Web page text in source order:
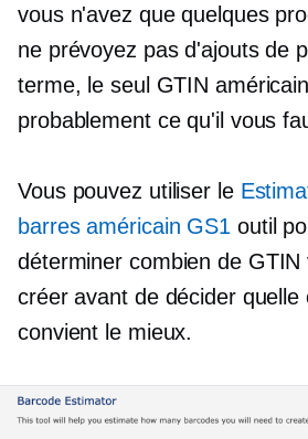
vous n'avez que quelques
ne prévoyez pas d'ajouts de
terme, le seul GTIN
probablement ce qu'il vous
Vous pouvez utiliser le
barres américain GS1 outil
déterminer combien de GTIN
créer avant de décider quelle
convient le mieux.